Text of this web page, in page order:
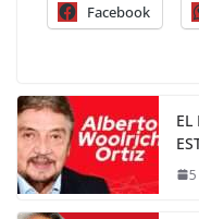
Facebook
EL